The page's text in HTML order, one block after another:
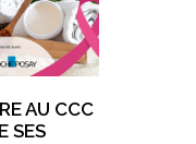
AU CCC
SES